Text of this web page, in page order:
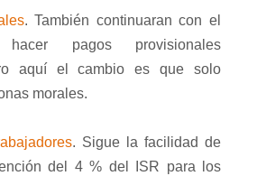
. También continuaran con el
pagos provisionales
aquí el cambio es que solo
morales.
. Sigue la facilidad de
del 4 % del ISR para los